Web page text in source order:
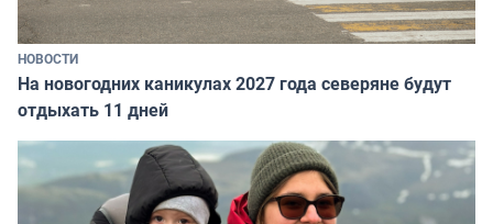
НОВОСТИ
На новогодних каникулах 2027 года северяне будут
отдыхать 11 дней